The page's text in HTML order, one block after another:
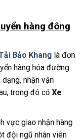
hàng đông
Bảo Khang là đơn
hàng hóa đường
nhận vận
trong đó có Xe
vực giao nhận hàng
đội ngũ nhân viên